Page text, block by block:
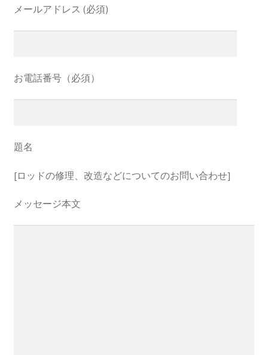
メールアドレス (必須)
お電話番号（必須）
題名
[ロッドの修理、改造などについてのお問い合わせ]
メッセージ本文